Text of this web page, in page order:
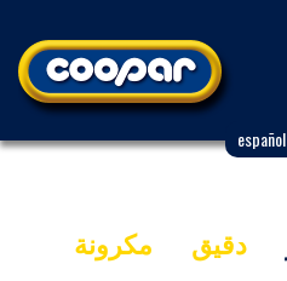
español
دقيق
مكرونة